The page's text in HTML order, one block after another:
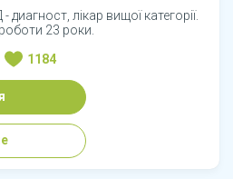
диагност, лікар вищої категорії.
23 роки.
1184